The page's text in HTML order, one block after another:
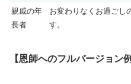
親戚の年
長者
お変わりなくお過ごし
す。
【恩師へのフルバージョン例